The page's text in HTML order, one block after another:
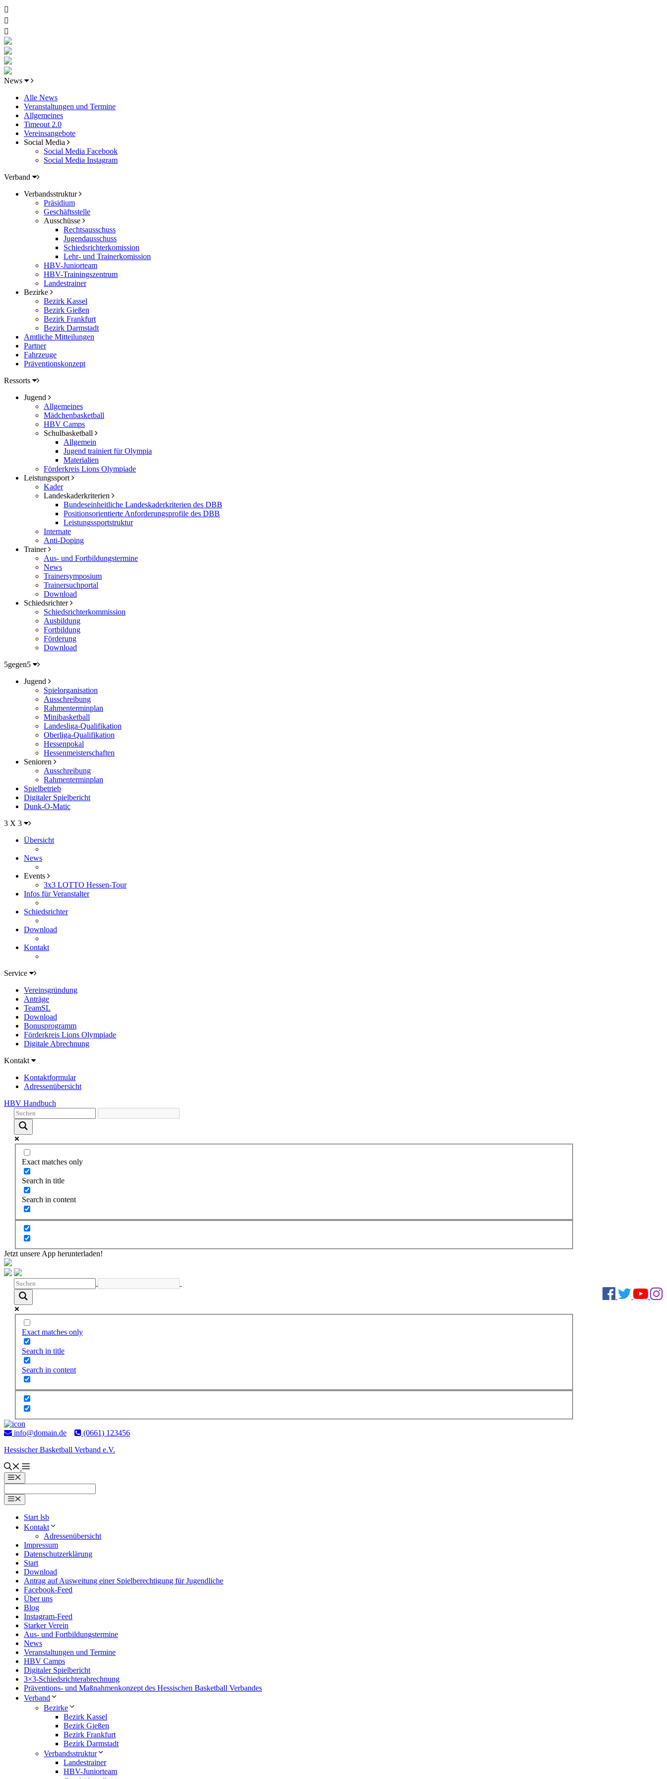
News
Alle News
Veranstaltungen und Termine
Allgemeines
Timeout 2.0
Vereinsangebote
Social Media
Social Media Facebook
Social Media Instagram
Verband
Verbandsstruktur
Präsidium
Geschäftsstelle
Ausschüsse
Rechtsausschuss
Jugendausschuss
Schiedsrichterkomission
Lehr- und Trainerkomission
HBV-Juniorteam
HBV-Trainingszentrum
Landestrainer
Bezirke
Bezirk Kassel
Bezirk Gießen
Bezirk Frankfurt
Bezirk Darmstadt
Amtliche Mitteilungen
Partner
Fahrzeuge
Präventionskonzept
Ressorts
Jugend
Allgemeines
Mädchenbasketball
HBV Camps
Schulbasketball
Allgemein
Jugend trainiert für Olympia
Materialien
Förderkreis Lions Olympiade
Leistungssport
Kader
Landeskaderkriterien
Bundeseinheitliche Landeskaderkriterien des DBB
Positionsorientierte Anforderungsprofile des DBB
Leistungssportstruktur
Internate
Anti-Doping
Trainer
Aus- und Fortbildungstermine
News
Trainersymposium
Trainersuchportal
Download
Schiedsrichter
Schiedsrichterkommission
Ausbildung
Fortbildung
Förderung
Download
5gegen5
Jugend
Spielorganisation
Ausschreibung
Rahmenterminplan
Minibasketball
Landesliga-Qualifikation
Oberliga-Qualifikation
Hessenpokal
Hessenmeisterschaften
Senioren
Ausschreibung
Rahmenterminplan
Spielbetrieb
Digitaler Spielbericht
Dunk-O-Matic
3 X 3
Übersicht
News
Events
3x3 LOTTO Hessen-Tour
Infos für Veranstalter
Schiedsrichter
Download
Kontakt
Service
Vereinsgründung
Anträge
TeamSL
Download
Bonusprogramm
Förderkreis Lions Olympiade
Digitale Abrechnung
Kontakt
Kontaktformular
Adressenübersicht
HBV Handbuch
Exact matches only
Search in title
Search in content
Jetzt unsere App herunterladen!
Exact matches only
Search in title
Search in content
Inhalt
info@domain.de
(0661) 123456
Hessischer Basketball Verband e.V.
Menü
Menü
Start lsb
Kontakt
Adres­sen­über­sicht
Impressum
Daten­schutz­er­klärung
Start
Download
Antrag auf Ausweitung einer Spiel­be­rech­tigung für Jugendliche
Facebook-Feed
Über uns
Blog
Instagram-Feed
Starker Verein
Aus- und Fortbildungstermine
News
Veran­stal­tungen und Termine
HBV Camps
Digitaler Spiel­be­richt
3×3-Schiedsrichterabrechnung
Präven­tions- und Maßnah­men­konzept des Hessi­schen Basketball Verbandes
Verband
Bezirke
Bezirk Kassel
Bezirk Gießen
Bezirk Frankfurt
Bezirk Darmstadt
Verbands­struktur
Landes­trainer
HBV-Juniorteam